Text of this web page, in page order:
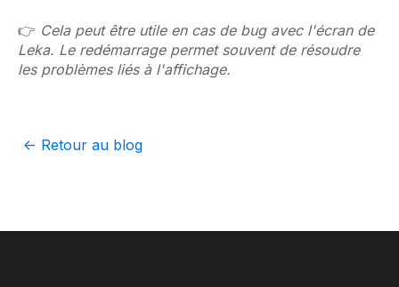
👉 Cela peut être utile en cas de bug avec l'écran de
Leka. Le redémarrage permet souvent de résoudre
les problèmes liés à l'affichage.
<- Retour au blog